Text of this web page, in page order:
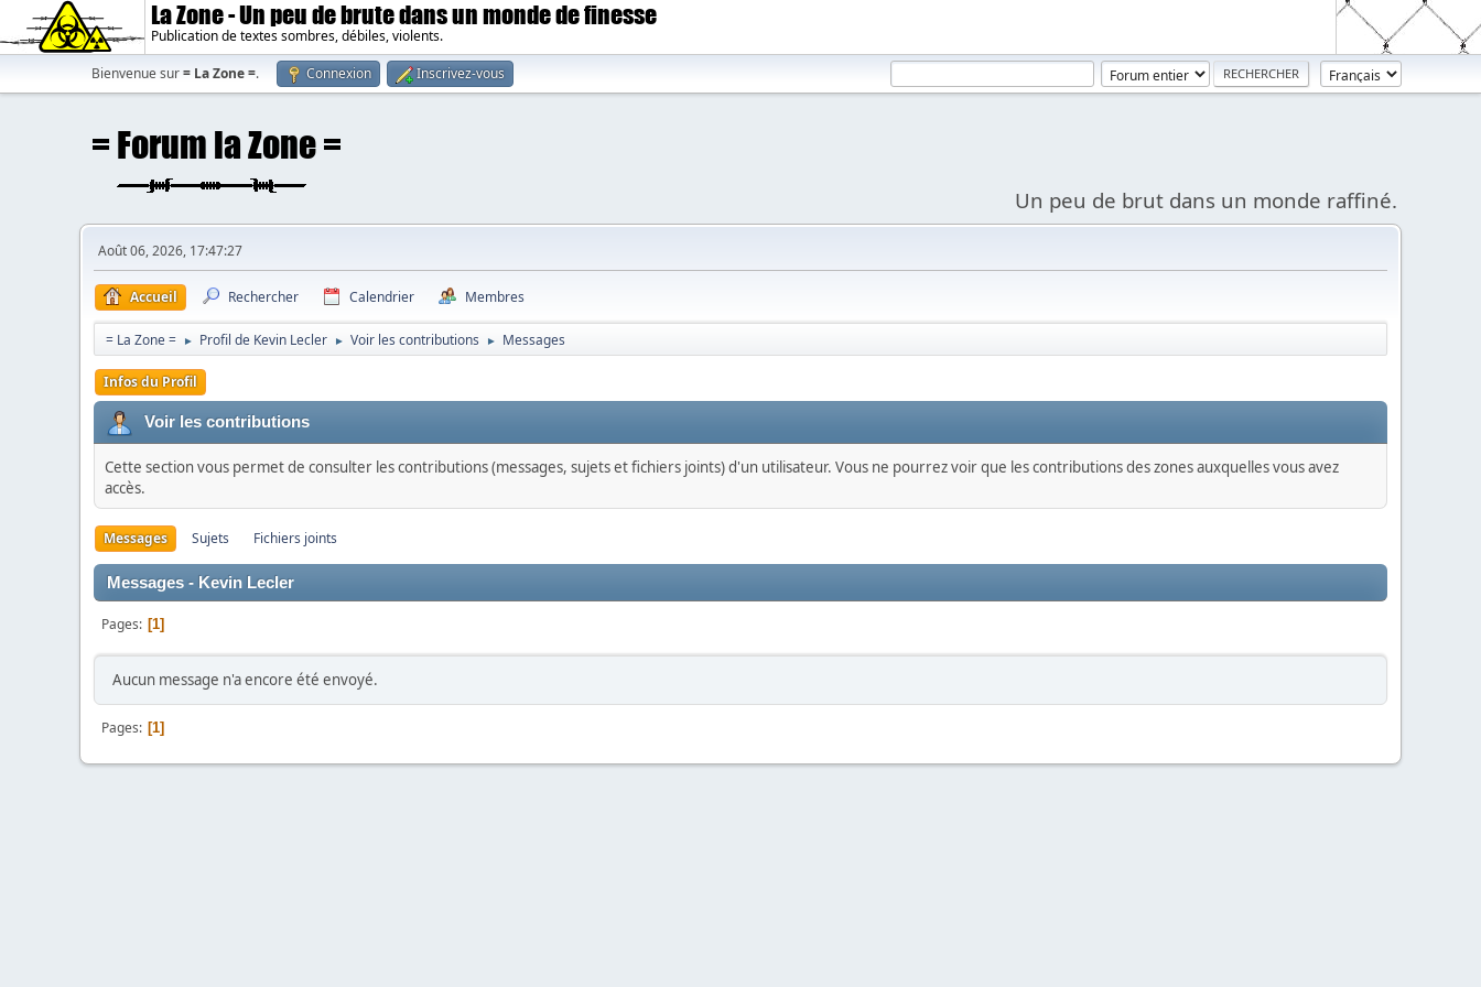
La Zone - Un peu de brute dans un monde de finesse
Publication de textes sombres, débiles, violents.
Bienvenue sur= La Zone =. Connexion Inscrivez-vous
Un peu de brut dans un monde raffiné.
Août 06, 2026, 17:47:27
Accueil Rechercher Calendrier Membres
= La Zone = ► Profil de Kevin Lecler ► Voir les contributions ► Messages
Infos du Profil
Voir les contributions
Cette section vous permet de consulter les contributions (messages, sujets et fichiers joints) d'un utilisateur. Vous ne pourrez voir que les contributions des zones auxquelles vous avez
accès.
Messages Sujets Fichiers joints
Messages - Kevin Lecler
Pages 1
Aucun message n'a encore été envoyé.
Pages 1